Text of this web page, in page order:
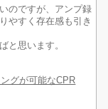
のですが、アンプ録
やすく存在感も引き
と思います。
グが可能なCPR